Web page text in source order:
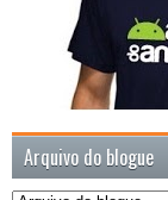
Arquivo do blogue